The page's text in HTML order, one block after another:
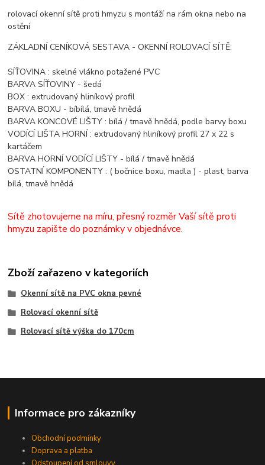
rolovací okenní sítě proti hmyzu s montáží na rám okna nebo na
ostění
ZÁKLADNÍ CENÍKOVÁ SESTAVA - OKENNÍ ROLOVACÍ SÍTĚ:
SÍŤOVINA : skelné vlákno potažené PVC
BARVA SÍŤOVINY - šedá
BOX : extrudovaný hliníkový profil
BARVA BOXU - bíbílá, tmavě hnědá
BARVA KONCOVÉ LIŠTY : bílá / tmavě hnědá, podle barvy boxu
VODÍCÍ LIŠTA HORNÍ : extrudovaný hliníkový profil 27 x 22 s
kartáčem
BARVA HORNÍ VODÍCÍ LIŠTY - bílá / tmavě hnědá
OSTATNÍ KOMPONENTY : ( bočnice boxu, madla ) - plast, barva
bílá, tmavě hnědá
Sítě zhotovujeme na míru, přesný rozměr Vaší sítě proti
hmyzu zapište do poznámky v objednávce.
Zboží zařazeno v kategoriích
Okenní sítě na PVC okna pevné
Rolovací okenní sítě
Rolovací sítě výška do 170cm
Informace pro zákazníky
Obchodní podmínky
Doprava a platba